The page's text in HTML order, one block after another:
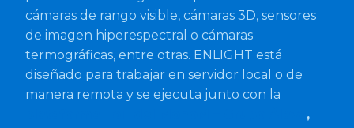
cámaras de rango visible, cámaras 3D, sensores
de imagen hiperespectral o cámaras
termográficas, entre otras. ENLIGHT está
diseñado para trabajar en servidor local o de
manera remota y se ejecuta junto con la
,